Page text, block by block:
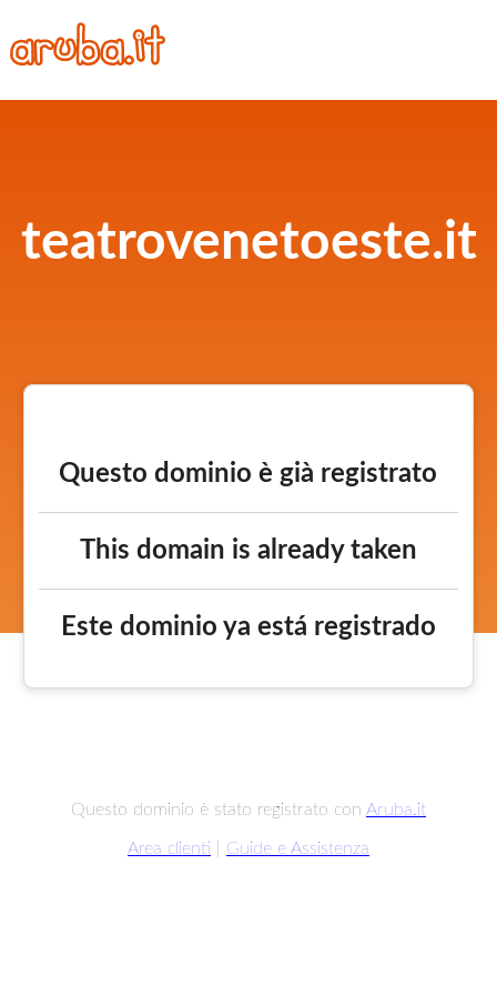
teatrovenetoeste.it
Questo dominio è già registrato
This domain is already taken
Este dominio ya está registrado
Questo dominio è stato registrato con Aruba.it
Area clienti Guide e Assistenza